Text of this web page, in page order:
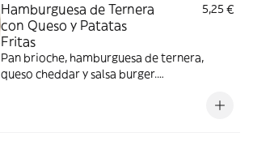
Hamburguesa de Ternera
con Queso y Patatas
Fritas
5,25 €
Pan brioche, hamburguesa de ternera,
queso cheddar y salsa burger.